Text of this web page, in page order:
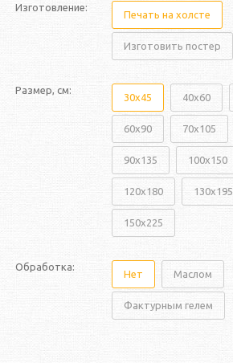
Изготовление:
Печать на холсте
Изготовить постер
Размер, см:
30x45 40x60
60x90 70x105
90x135 100x150
120x180 130x195
150x225
Обработка:
Нет Маслом
Фактурным гелем